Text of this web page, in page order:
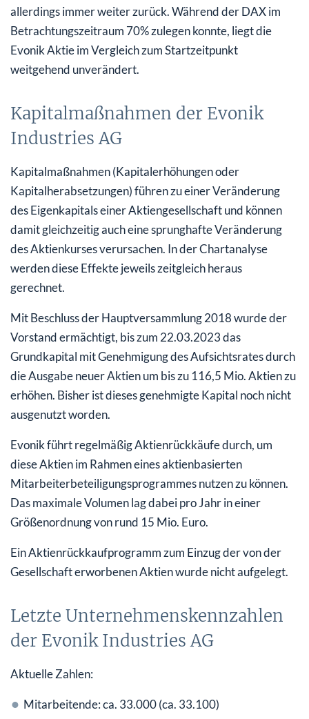
allerdings immer weiter zurück. Während der DAX im
Betrachtungszeitraum 70% zulegen konnte, liegt die
Evonik Aktie im Vergleich zum Startzeitpunkt
weitgehend unverändert.
Kapitalmaßnahmen der Evonik
Industries AG
Kapitalmaßnahmen (Kapitalerhöhungen oder
Kapitalherabsetzungen) führen zu einer Veränderung
des Eigenkapitals einer Aktiengesellschaft und können
damit gleichzeitig auch eine sprunghafte Veränderung
des Aktienkurses verursachen. In der Chartanalyse
werden diese Effekte jeweils zeitgleich heraus
gerechnet.
Mit Beschluss der Hauptversammlung 2018 wurde der
Vorstand ermächtigt, bis zum 22.03.2023 das
Grundkapital mit Genehmigung des Aufsichtsrates durch
die Ausgabe neuer Aktien um bis zu 116,5 Mio. Aktien zu
erhöhen. Bisher ist dieses genehmigte Kapital noch nicht
ausgenutzt worden.
Evonik führt regelmäßig Aktienrückkäufe durch, um
diese Aktien im Rahmen eines aktienbasierten
Mitarbeiterbeteiligungsprogrammes nutzen zu können.
Das maximale Volumen lag dabei pro Jahr in einer
Größenordnung von rund 15 Mio. Euro.
Ein Aktienrückkaufprogramm zum Einzug der von der
Gesellschaft erworbenen Aktien wurde nicht aufgelegt.
Letzte Unternehmenskennzahlen
der Evonik Industries AG
Aktuelle Zahlen:
Mitarbeitende: ca. 33.000 (ca. 33.100)